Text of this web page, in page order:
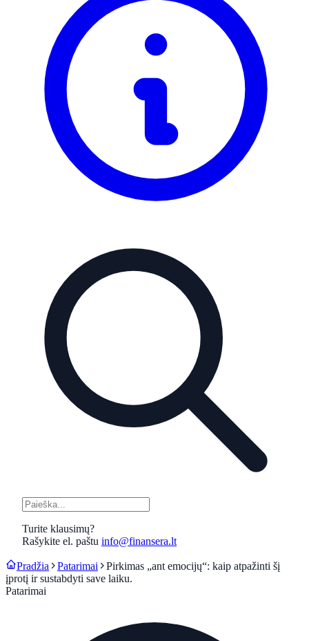
Turite klausimų?
Rašykite el. paštu info@finansera.lt
Pradžia Patarimai
Pirkimas „ant emocijų“: kaip atpažinti šį
įprotį ir sustabdyti save laiku.
Patarimai